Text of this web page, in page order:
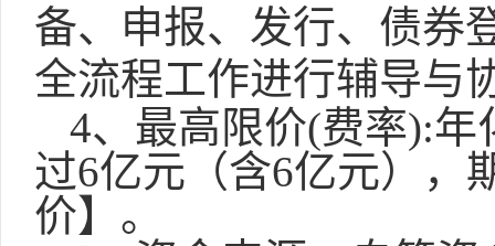
备、申报、发行、债券
全流程工作进行辅导与
4、 最高限价(费率):
过6亿元（含6亿元），
价】。